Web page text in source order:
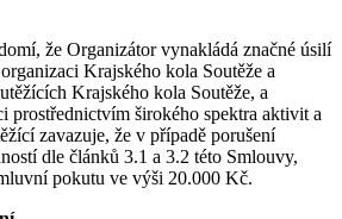
že Organizátor vynakládá značné úsilí
Krajského kola Soutěže a
Krajského kola Soutěže, a
prostřednictvím širokého spektra aktivit a
zavazuje, že v případě porušení
dle článků 3.1 a 3.2 této Smlouvy,
pokutu ve výši 20.000 Kč.